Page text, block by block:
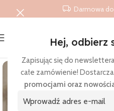
Hej, odbierz
Zapisując się do
całe zamówienie!
promocjami oraz
Darmowa
Produkty